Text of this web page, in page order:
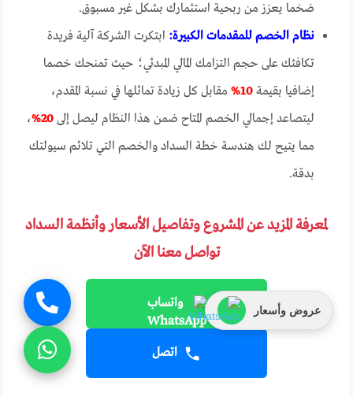
ضخما يعزز من ربحية استثمارك بشكل غير مسبوق.
نظام الخصم للمقدمات الكبيرة: ابتكرت الشركة آلية فريدة
تكافئك على حجم التزامك المالي المبدئي؛ حيث تمنحك خصما
إضافيا بقيمة10%
مقابل كل زيادة تماثلها في نسبة المقدم،
ليتصاعد إجمالي الخصم المتاح ضمن هذا النظام ليصل إلى20%
،
مما يتيح لك هندسة خطة السداد والخصم التي تلائم سيولتك
بدقة.
لمعرفة المزيد عن المشروع وتفاصيل الأسعار وأنظمة السداد
تواصل معنا الآن
واتساب
اتصل
عروض وأسعار